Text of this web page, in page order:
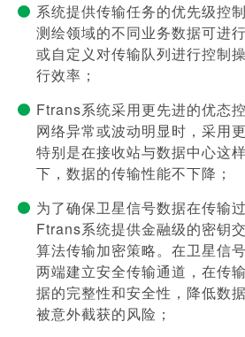
系统提供传输任务的优先级控
测绘领域的不同业务数据可进
或自定义对传输队列进行控制
行效率；
Ftrans系统采用更先进的优态
网络异常或波动明显时，采用
特别是在接收站与数据中心这
下，数据的传输性能不下降；
为了确保卫星信号数据在传输
Ftrans系统提供金融级的密钥
算法传输加密策略。在卫星信
两端建立安全传输通道，在传
据的完整性和安全性，降低数
被意外截获的风险；